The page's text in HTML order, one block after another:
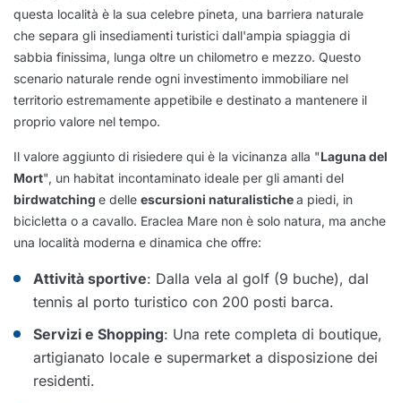
questa località è la sua celebre pineta, una barriera naturale
che separa gli insediamenti turistici dall'ampia spiaggia di
sabbia finissima, lunga oltre un chilometro e mezzo. Questo
scenario naturale rende ogni investimento immobiliare nel
territorio estremamente appetibile e destinato a mantenere il
proprio valore nel tempo.
Il valore aggiunto di risiedere qui è la vicinanza alla "Laguna del
Mort", un habitat incontaminato ideale per gli amanti del
birdwatching e delle escursioni naturalistichea piedi, in
bicicletta o a cavallo. Eraclea Mare non è solo natura, ma anche
una località moderna e dinamica che offre:
Attività sportive: Dalla vela al golf (9 buche), dal
tennis al porto turistico con 200 posti barca.
Servizi e Shopping: Una rete completa di boutique,
artigianato locale e supermarket a disposizione dei
residenti.